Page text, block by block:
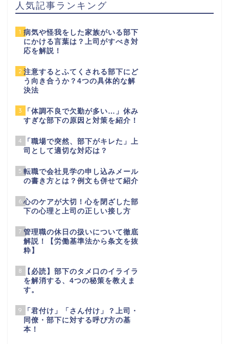
人気記事ランキング
1 病気や怪我をした家族がいる部下
にかける言葉は？上司がすべき対
応を解説！
2 注意するとふてくされる部下にど
う向き合うか？4つの具体的な解
決法
3
「体調不良で欠勤が多い…」休み
すぎな部下の原因と対策を紹介！
4
「職場で突然、部下がキレた」上
司として適切な対応は？
5 転職で会社見学の申し込みメール
の書き方とは？例文も併せて紹介
6 心のケアが大切！心を閉ざした部
下の心理と上司の正しい接し方
7 管理職の休日の扱いについて徹底
解説！【労働基準法から条文を抜
粋】
8
【必読】部下のタメ口のイライラ
を解消する、4つの秘策を教えま
す。
9
「君付け」「さん付け」？上司・
同僚・部下に対する呼び方の基
本！